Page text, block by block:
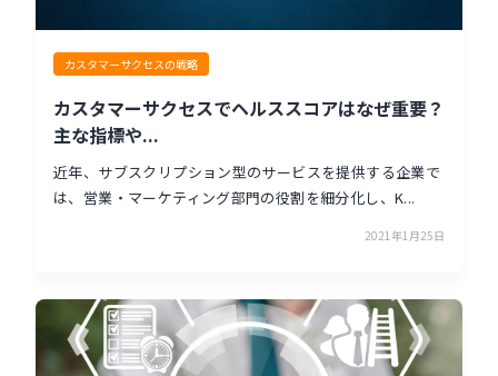
カスタマーサクセスの戦略
カスタマーサクセスでヘルススコアはなぜ重要？
主な指標や...
近年、サブスクリプション型のサービスを提供する企業で
は、営業・マーケティング部門の役割を細分化し、K...
2021年1月25日